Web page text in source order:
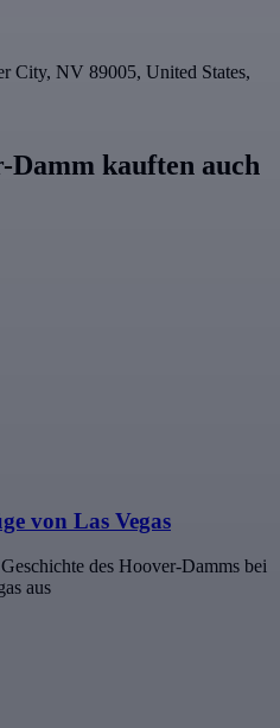
City, NV 89005, United States,
Damm kauften auch
von Las Vegas
des Hoover-Damms bei
aus